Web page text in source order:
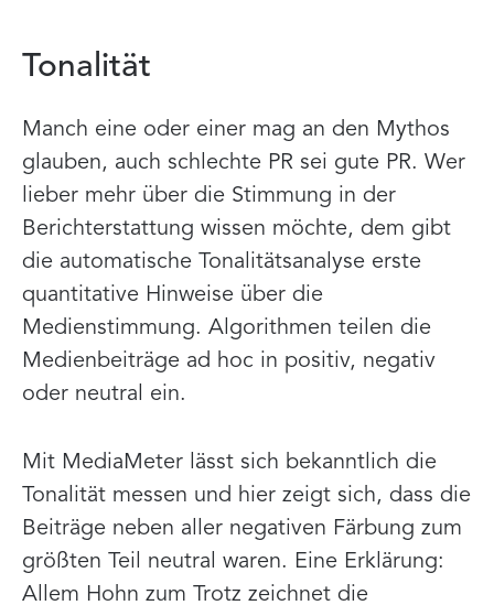
Tonalität
Manch eine oder einer mag an den Mythos
glauben, auch schlechte PR sei gute PR. Wer
lieber mehr über die Stimmung in der
Berichterstattung wissen möchte, dem gibt
die automatische Tonalitätsanalyse erste
quantitative Hinweise über die
Medienstimmung. Algorithmen teilen die
Medienbeiträge ad hoc in positiv, negativ
oder neutral ein.
Mit MediaMeter lässt sich bekanntlich die
Tonalität messen und hier zeigt sich, dass die
Beiträge neben aller negativen Färbung zum
größten Teil neutral waren. Eine Erklärung:
Allem Hohn zum Trotz zeichnet die